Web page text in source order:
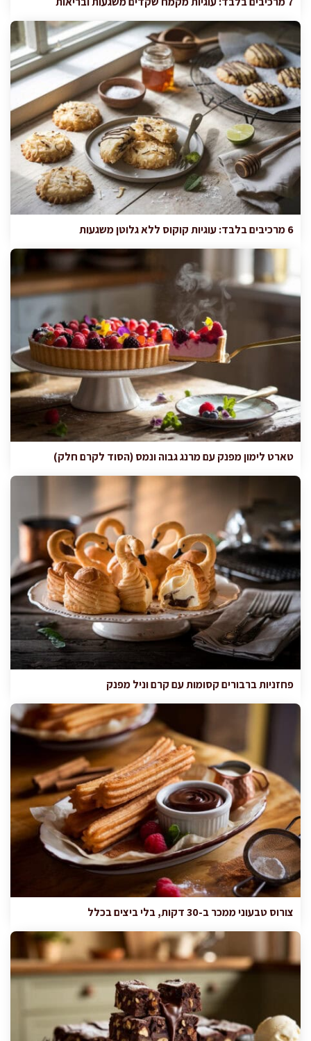
6 מרכיבים בלבד: עוגיות קוקוס ללא גלוטן משגעות
טארט לימון מפנק עם מרנג גבוה ונמס (הסוד לקרם חלק)
פחזניות ברבורים קסומות עם קרם וניל מפנק
צורוס טבעוני ממכר ב-30 דקות, בלי ביצים בכלל